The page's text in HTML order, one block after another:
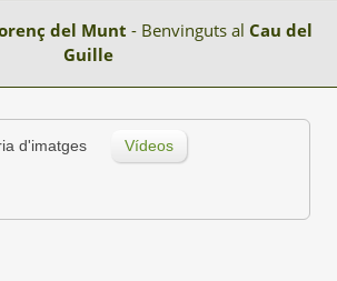
del Munt - Benvinguts al Cau del
Guille
d'imatges Vídeos